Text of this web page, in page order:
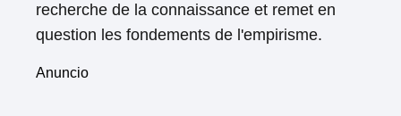
recherche de la connaissance et remet en
question les fondements de l'empirisme.
Anuncio